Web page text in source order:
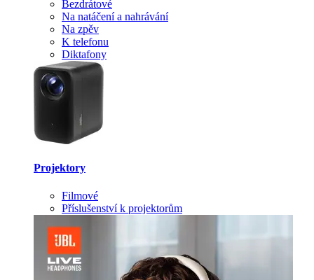
Bezdrátové
Na natáčení a nahrávání
Na zpěv
K telefonu
Diktafony
Projektory
Filmové
Příslušenství k projektorům